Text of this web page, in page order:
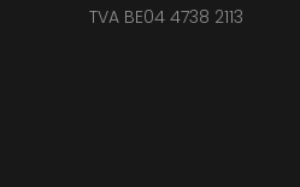
TVA BE04 4738 2113